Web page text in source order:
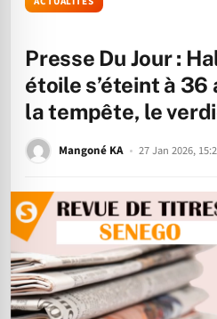
Presse Du Jour :
étoile s’éteint à 36
la tempête, le
Mangoné KA 27 Jan 2026,